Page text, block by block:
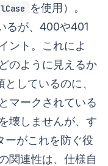
を使用）。
るが、400や401
ント。これによ
のように見えるか
しているのに、
マークされている
壊しませんが、す
ーがこれを防ぐ役
関連性は、仕様自